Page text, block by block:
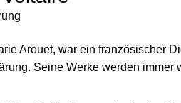
Arouet, war ein französischer
Seine Werke werden immer